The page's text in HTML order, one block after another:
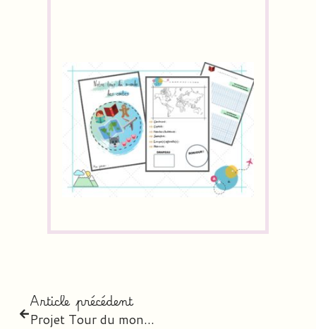
Article précédent
Projet Tour du monde des contes